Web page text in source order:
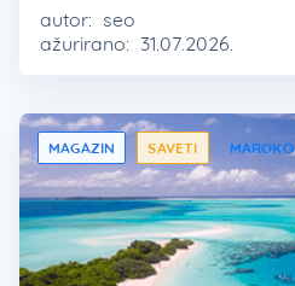
autor: seo
ažurirano: 31.07.2026.
MAGAZIN SAVETI MAROKO